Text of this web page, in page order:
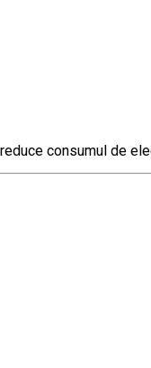
consumul de